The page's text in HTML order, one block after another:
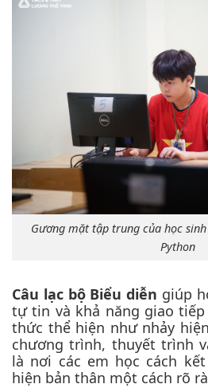
Gương mặt tập trung của học
Python
Câu lạc bộ Biểu diễn giúp
tự tin và khả năng giao
thức thể hiện như nhảy
chương trình, thuyết trình
là nơi các em học cách
hiện bản thân một cách rõ